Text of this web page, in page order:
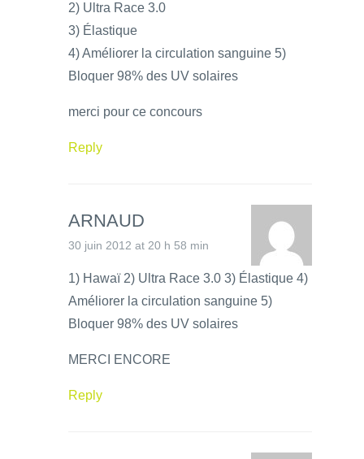
2) Ultra Race 3.0
3) Élastique
4) Améliorer la circulation sanguine 5)
Bloquer 98% des UV solaires
merci pour ce concours
Reply
ARNAUD
30 juin 2012 at 20 h 58 min
1) Hawaï 2) Ultra Race 3.0 3) Élastique 4)
Améliorer la circulation sanguine 5)
Bloquer 98% des UV solaires
MERCI ENCORE
Reply